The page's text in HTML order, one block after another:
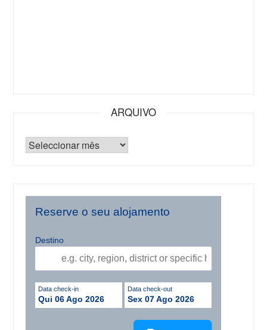
ARQUIVO
Reserve o seu alojamento
Destino
Data check-in
Qui 06 Ago 2026
Data check-out
Sex 07 Ago 2026